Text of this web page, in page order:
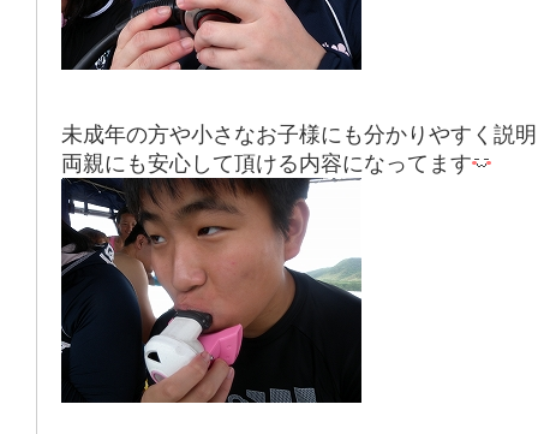
未成年の方や小さなお子様にも分かりやすく説
両親にも安心して頂ける内容になってます